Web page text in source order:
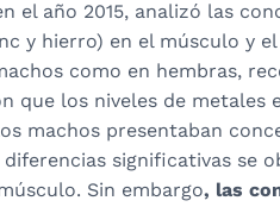
el año 2015, analizó las
y hierro) en el músculo y
como en hembras,
que los niveles de metales
machos presentaban
significativas se
Sin embargo, las